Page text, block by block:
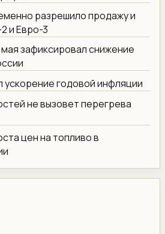
разрешило продажу и
и Евро-3
зафиксировал снижение
ускорение годовой инфляции
не вызовет перегрева
цен на топливо в